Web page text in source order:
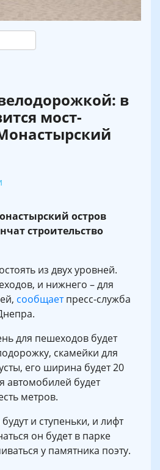
в
мост-
остров
строительство
из двух уровней.
и нижнего – для
сообщаетпресс-служба
для пешеходов будет
скамейки для
его ширина будет 20
автомобилей будет
метров.
и ступеньки, и лифт
он будет в парке
у памятника поэту.